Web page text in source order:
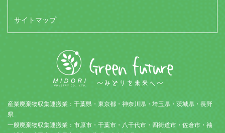
サイトマップ
産業廃棄物収集運搬業：千葉県・東京都・神奈川県・埼玉県・茨城県・長野
県
一般廃棄物収集運搬業：市原市・千葉市・八千代市・四街道市・佐倉市・袖